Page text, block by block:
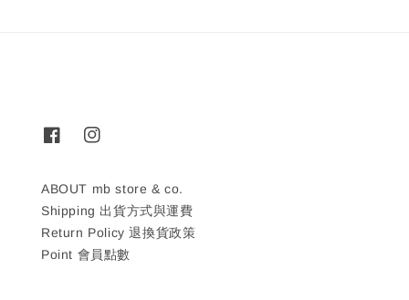
ABOUT mb store & co.
Shipping 出貨方式與運費
Return Policy 退換貨政策
Point 會員點數